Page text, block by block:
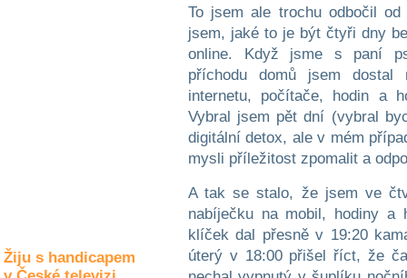
Žiju s handicapem
To jsem ale trochu odbočil
jsem, jaké to je být čtyři dny
online. Když jsme s paní
příchodu domů jsem
internetu, počítače, hodin a
Vybral jsem pět dní (vybral
digitální detox, ale v mém
mysli příležitost zpomalit a
A tak se stalo, že jsem ve
nabíječku na mobil, hodiny a
klíček dal přesně v 19:20
úterý v 18:00 přišel říct, že